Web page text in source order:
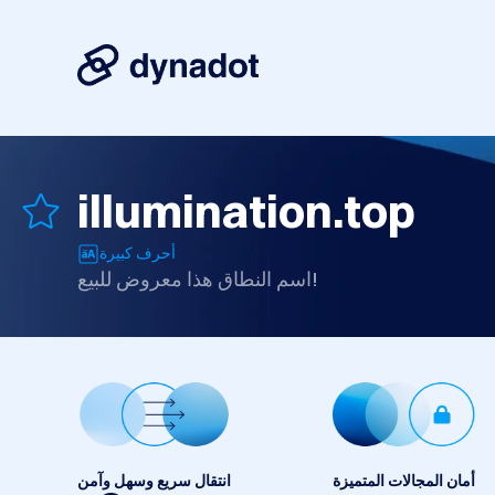
illumination.top
أحرف كبيرة
اسم النطاق هذا معروض للبيع!
انتقال سريع وسهل وآمن أمان المجالات المتميزة